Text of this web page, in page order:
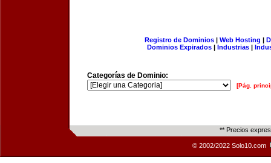
Registro de Dominios| Web Hosting |
Dominios Expirados | Industrias |
Categorías de Dominio:
[Pág.
** Precios
© 2002/2022 Solo10.com